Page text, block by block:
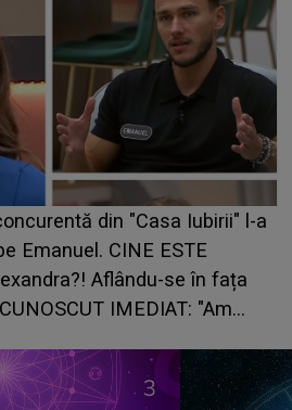
8-9 august 2026. Zodia
bani. O decizie luată în
semnificative și îi dă toate